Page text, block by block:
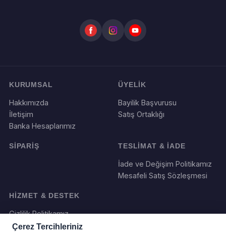
KURUMSAL
Hakkımızda
İletişim
Banka Hesaplarımız
ÜYELİK
Bayilik Başvurusu
Satış Ortaklığı
SİPARİŞ TESLİMAT & İADE
İade ve Değişim Politikamız
Mesafeli Satış Sözleşmesi
HİZMET & DESTEK
Gizlilik Politikamız
Çerez Tercihleriniz